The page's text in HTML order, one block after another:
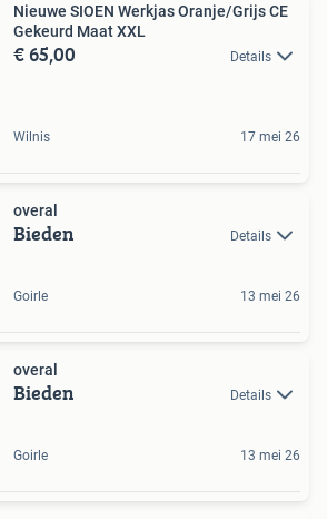
Nieuwe SIOEN Werkjas Oranje/Grijs CE
Gekeurd Maat XXL
€ 65,00 Details
Wilnis 17 mei 26
overal
Bieden Details
Goirle 13 mei 26
overal
Bieden Details
Goirle 13 mei 26